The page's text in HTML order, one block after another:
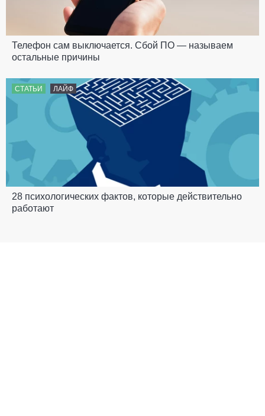
Телефон сам выключается. Сбой ПО — называем
остальные причины
СТАТЬИ ЛАЙФ
28 психологических фактов, которые действительно
работают